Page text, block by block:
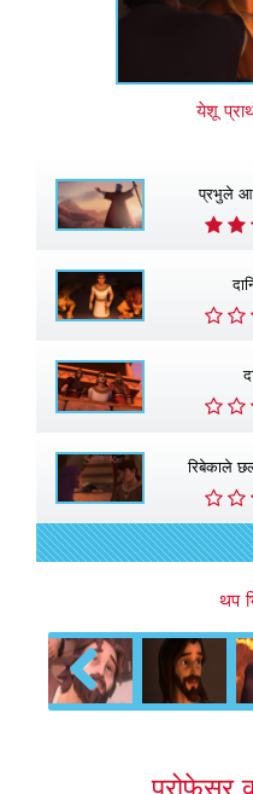
येशू
प्रभुले
रिबेकाले
थप
Previous